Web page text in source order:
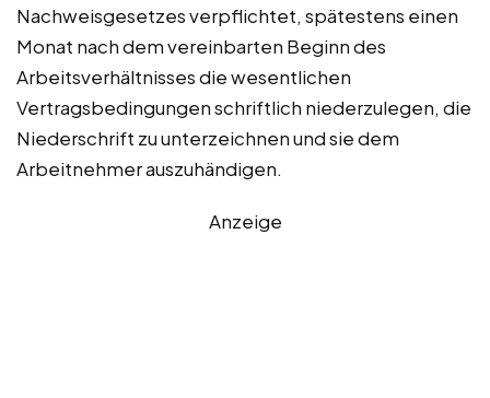
Nachweisgesetzes verpflichtet, spätestens einen
Monat nach dem vereinbarten Beginn des
Arbeitsverhältnisses die wesentlichen
Vertragsbedingungen schriftlich niederzulegen, die
Niederschrift zu unterzeichnen und sie dem
Arbeitnehmer auszuhändigen.
Anzeige